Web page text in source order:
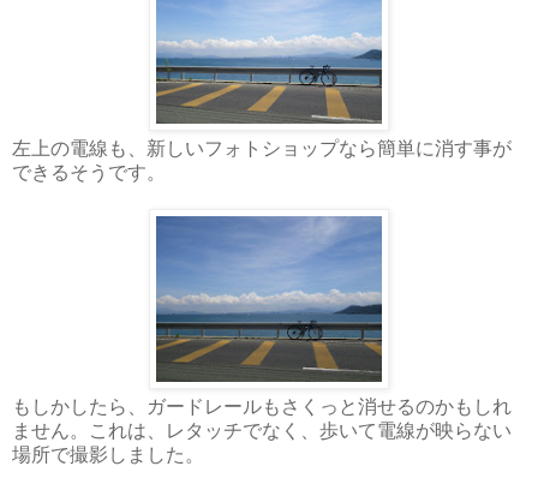
左上の電線も、新しいフォトショップなら簡単に消す事が
できるそうです。
もしかしたら、ガードレールもさくっと消せるのかもしれ
ません。これは、レタッチでなく、歩いて電線が映らない
場所で撮影しました。